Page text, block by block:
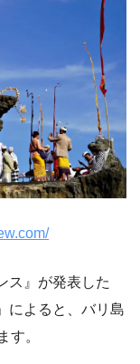
ス』が発表した
によると、バリ島
す。